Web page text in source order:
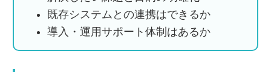
既存システムとの連携はできるか
導入・運用サポート体制はあるか